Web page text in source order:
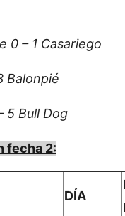
0 – 1 Casariego
Balonpié
5 Bull Dog
fecha 2:
DÍA